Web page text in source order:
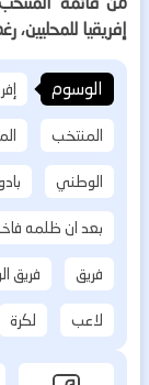
إفريقيا
الوسوم
المنتخب
الوطني
بعد ان ظلمه
فريق
فريق
لاعب
لكرة